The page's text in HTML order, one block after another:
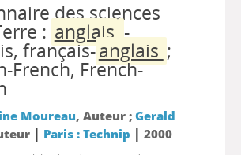
des sciences
: anglais -
français-anglais ;
French, French-
Moureau, Auteur ; Gerald
| Paris : Technip | 2000